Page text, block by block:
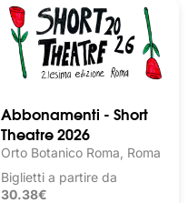
Abbonamenti - Short
Theatre 2026
Orto Botanico Roma, Roma
Biglietti a partire da
30.38€